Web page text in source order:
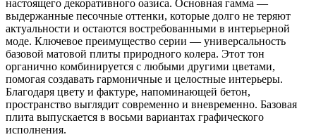
настоящего декоративного оазиса. Основная гамма —
выдержанные песочные оттенки, которые долго не теряют
актуальности и остаются востребованными в интерьерной
моде. Ключевое преимущество серии — универсальность
базовой матовой плиты природного колера. Этот тон
органично комбинируется с любыми другими цветами,
помогая создавать гармоничные и целостные интерьеры.
Благодаря цвету и фактуре, напоминающей бетон,
пространство выглядит современно и вневременно. Базовая
плита выпускается в восьми вариантах графического
исполнения.